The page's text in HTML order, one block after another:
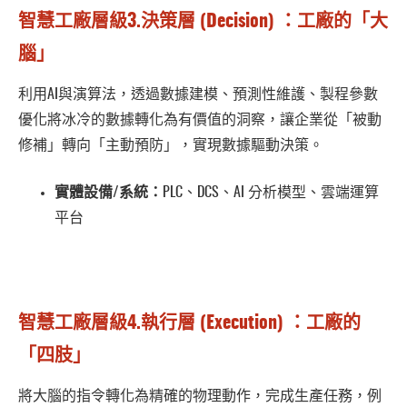
智慧工廠層級3.決策層 (Decision) ：工廠的「大
腦」
利用AI與演算法，透過數據建模、預測性維護、製程參數
優化將冰冷的數據轉化為有價值的洞察，讓企業從「被動
修補」轉向「主動預防」，實現數據驅動決策。
實體設備/系統： PLC、DCS、AI 分析模型、雲端運算
平台
智慧工廠層級4.執行層 (Execution) ：工廠的
「四肢」
將大腦的指令轉化為精確的物理動作，完成生產任務，例